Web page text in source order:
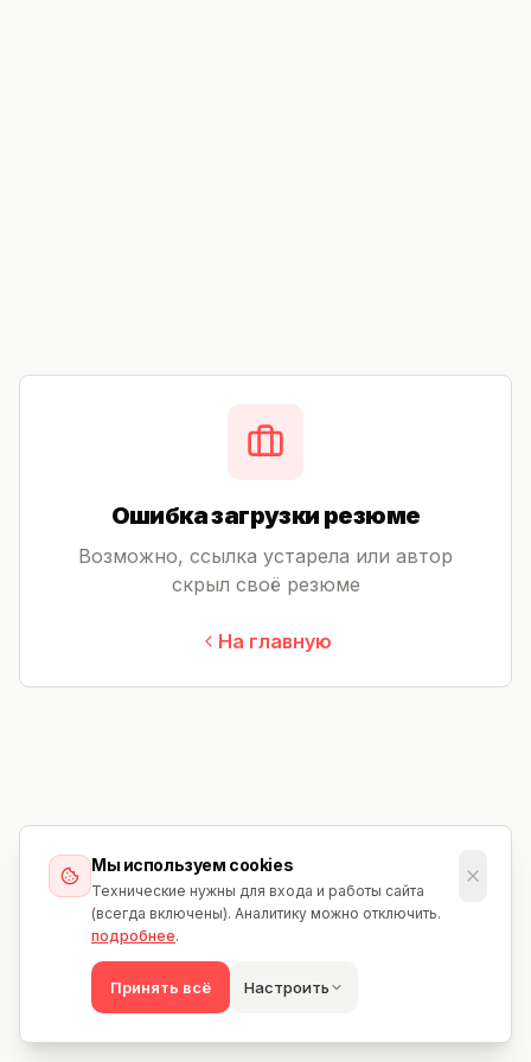
Мы используем cookies
Технические нужны для входа и работы сайта
(всегда включены). Аналитику можно отключить.
подробнее.
Принять всё Настроить
Ошибка загрузки резюме
Возможно, ссылка устарела или автор
скрыл своё резюме
На главную